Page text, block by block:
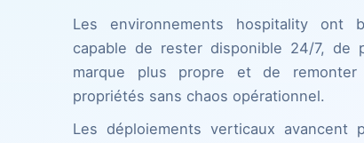
Les environnements hospitality ont
capable de rester disponible 24/7, de
marque plus propre et de
propriétés sans chaos opérationnel.
Les déploiements verticaux avancent